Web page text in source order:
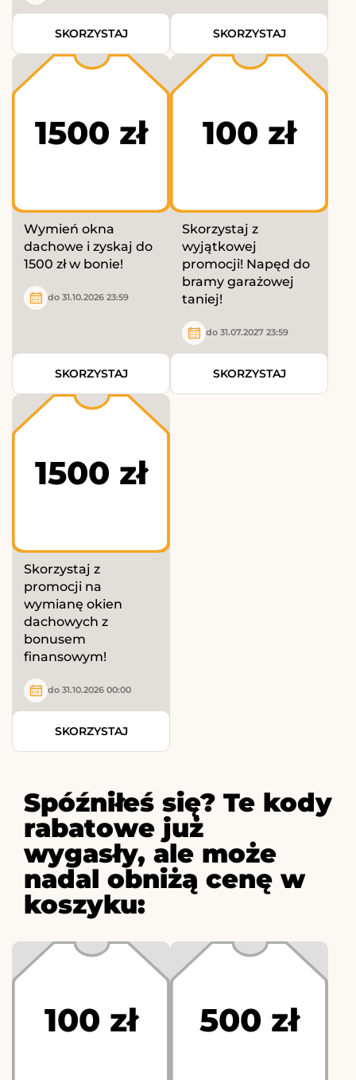
SKORZYSTAJ SKORZYSTAJ
1500 zł
Wymień okna
dachowe i zyskaj do
1500 zł w bonie!
do 31.10.2026 23:59
SKORZYSTAJ
100 zł
Skorzystaj z
wyjątkowej
promocji! Napęd do
bramy garażowej
taniej!
do 31.07.2027 23:59
SKORZYSTAJ
1500 zł
Skorzystaj z
promocji na
wymianę okien
dachowych z
bonusem
finansowym!
do 31.10.2026 00:00
SKORZYSTAJ
Spóźniłeś się? Te kody
rabatowe już
wygasły, ale może
nadal obniżą cenę w
koszyku:
100 zł 500 zł